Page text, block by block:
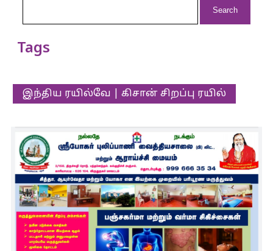
Tags
இந்திய ரயில்வே | கிசான் சிறப்பு ரயில்